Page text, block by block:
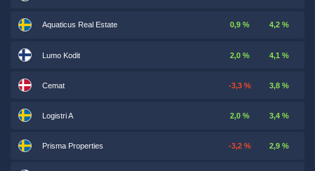
Aquaticus Real Estate 0,9 % 4,2 %
Lumo Kodit 2,0 % 4,1 %
Cemat -3,3 % 3,8 %
Logistri A 2,0 % 3,4 %
Prisma Properties -3,2 % 2,9 %